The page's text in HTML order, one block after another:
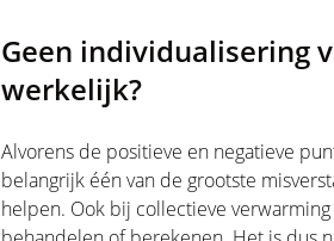
Geen individualisering
werkelijk?
Alvorens de positieve en negatieve
belangrijk één van de grootste
helpen. Ook bij collectieve